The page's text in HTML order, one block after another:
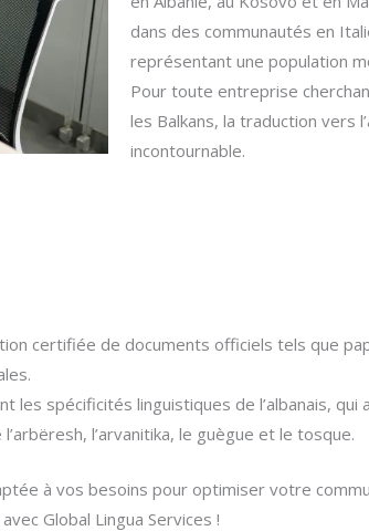
dans des communautés en
représentant une population
Pour toute entreprise
les Balkans, la traduction vers
incontournable.
certifiée de documents officiels tels que
les spécificités linguistiques de l’albanais,
l’arvanitika, le guègue et le tosque.
à vos besoins pour optimiser votre
Global Lingua Services !